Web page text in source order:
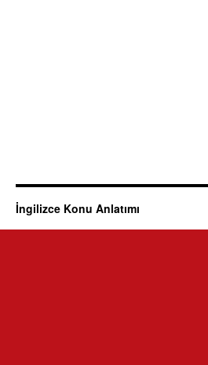
İngilizce Konu Anlatımı